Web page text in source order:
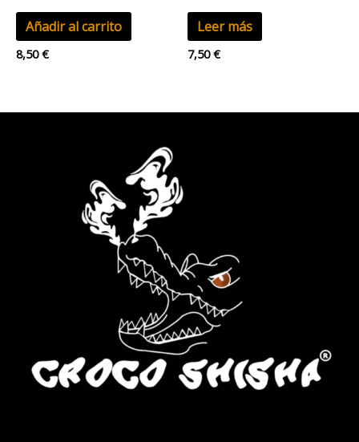
Añadir al carrito
8,50€
Leer más
7,50€